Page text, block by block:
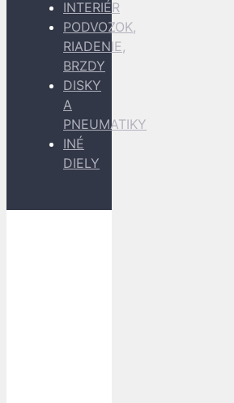
INTERIÉR
PODVOZOK,
RIADENIE,
BRZDY
DISKY
A
PNEUMATIKY
INÉ
DIELY